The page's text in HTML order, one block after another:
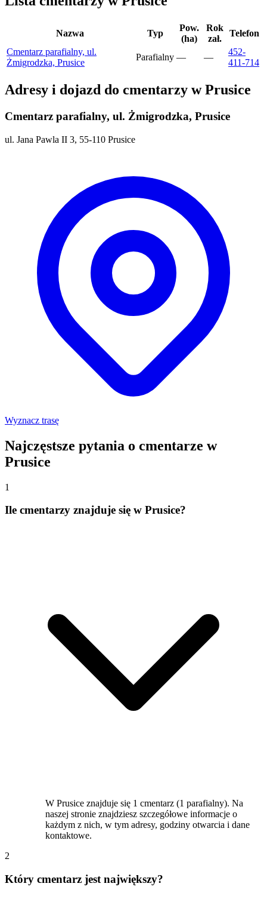
Nazwa Typ
Pow.
(ha)
Rok
zał.
Telefon
Cmentarz parafialny, ul.
Żmigrodzka, Prusice
Parafialny — —
452-
411-714
Adresy i dojazd do cmentarzy w Prusice
Cmentarz parafialny, ul. Żmigrodzka, Prusice
ul. Jana Pawla II 3, 55-110 Prusice
Wyznacz trasę
Najczęstsze pytania o cmentarze w
Prusice
1
Ile cmentarzy znajduje się w Prusice?
W Prusice znajduje się 1 cmentarz (1 parafialny). Na
naszej stronie znajdziesz szczegółowe informacje o
każdym z nich, w tym adresy, godziny otwarcia i dane
kontaktowe.
2
Który cmentarz jest największy?